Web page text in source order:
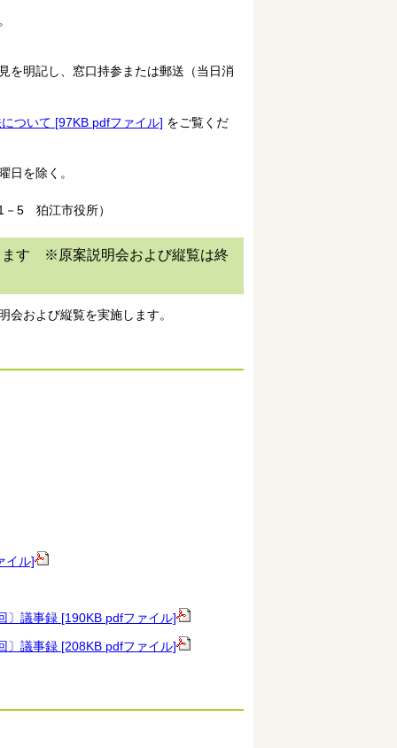
を明記し、窓口持参または郵送（当日消
ついて [97KB pdfファイル] をご覧くだ
日を除く。
－5 狛江市役所）
ます ※原案説明会および縦覧は終
会および縦覧を実施します。
イル]
議事録 [190KB pdfファイル]
議事録 [208KB pdfファイル]